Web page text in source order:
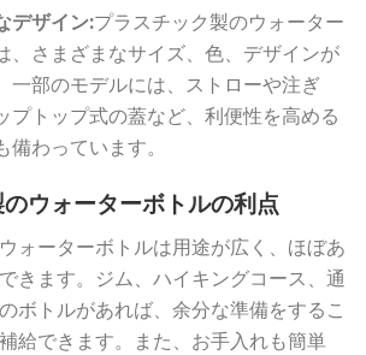
デザイン:プラスチック製のウォーター
、さまざまなサイズ、色、デザインが
一部のモデルには、ストローや注ぎ
プトップ式の蓋など、利便性を高める
備わっています。
ウォーターボトルの利点
ォーターボトルは用途が広く、ほぼあ
きます。ジム、ハイキングコース、通
ボトルがあれば、余分な準備をするこ
給できます。また、お手入れも簡単